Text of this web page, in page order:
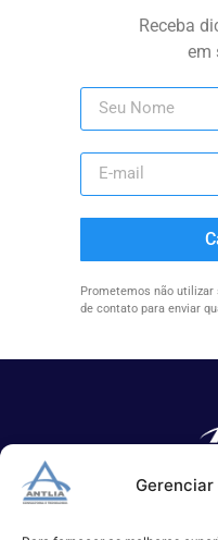
Receba
em
Prometemos não
de contato para enviar